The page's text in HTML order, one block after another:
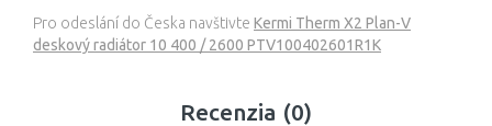
Pro odeslání do Česka navštivte Kermi Therm X2 Plan-V
deskový radiátor 10 400 / 2600 PTV100402601R1K
Recenzia (0)